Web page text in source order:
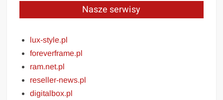
Nasze serwisy
lux-style.pl
foreverframe.pl
ram.net.pl
reseller-news.pl
digitalbox.pl